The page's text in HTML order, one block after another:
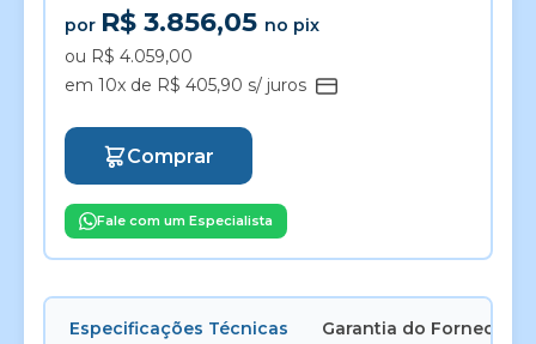
por R$ 3.856,05 no pix
ou R$ 4.059,00
em 10x de R$ 405,90 s/ juros
Comprar
Fale com um Especialista
Especificações Técnicas Garantia do Fornecedor